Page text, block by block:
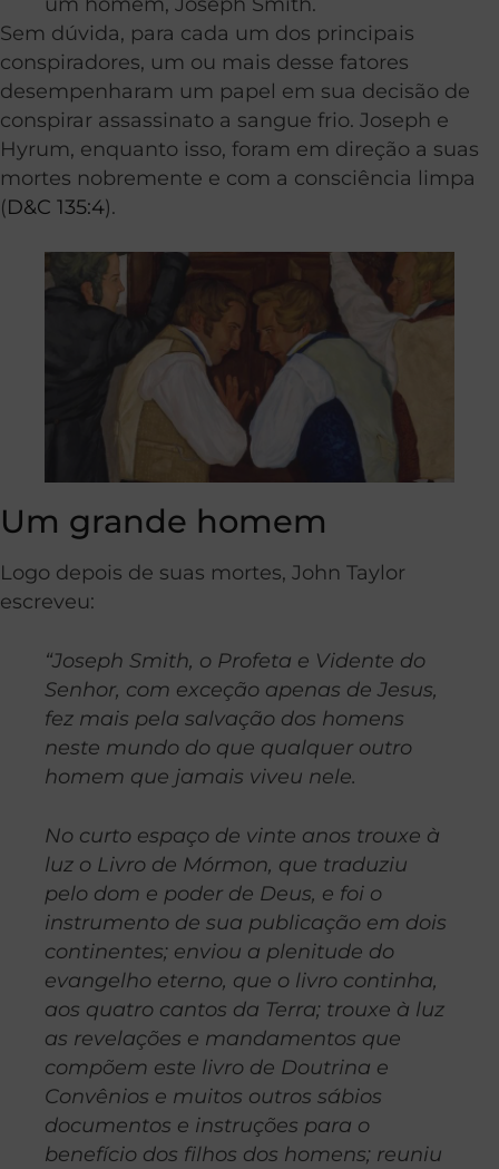
Sem dúvida, para cada um dos principais
conspiradores, um ou mais desse fatores
desempenharam um papel em sua decisão de
conspirar assassinato a sangue frio. Joseph e
Hyrum, enquanto isso, foram em direção a suas
mortes nobremente e com a consciência limpa
(D&C 135:4).
Um grande homem
Logo depois de suas mortes, John Taylor
escreveu:
“Joseph Smith, o Profeta e Vidente do
Senhor, com exceção apenas de Jesus,
fez mais pela salvação dos homens
neste mundo do que qualquer outro
homem que jamais viveu nele.
No curto espaço de vinte anos trouxe à
luz o Livro de Mórmon, que traduziu
pelo dom e poder de Deus, e foi o
instrumento de sua publicação em dois
continentes; enviou a plenitude do
evangelho eterno, que o livro continha,
aos quatro cantos da Terra; trouxe à luz
as revelações e mandamentos que
compõem este livro de Doutrina e
Convênios e muitos outros sábios
documentos e instruções para o
benefício dos filhos dos homens; reuniu